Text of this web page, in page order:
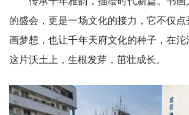
的盛会，更是一场文化的接力，它不仅
画梦想，也让千年天府文化的种子，在
这片沃土上，生根发芽，茁壮成长。